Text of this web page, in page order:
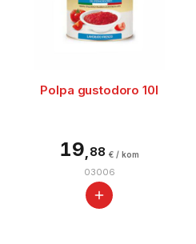
Polpa gustodoro 10l
19 88 € / kom
03006